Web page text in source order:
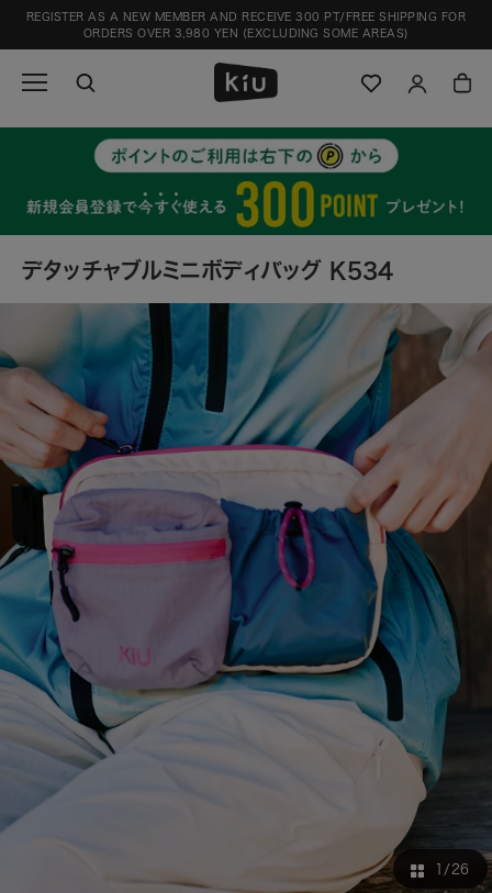
SkipREGISTER AS A NEW MEMBER AND RECEIVE 300 PT/FREE SHIPPING FOR
ORDERS OVER 3,980 YEN (EXCLUDING SOME AREAS)
デタッチャブルミニボディバッグ K534
/26